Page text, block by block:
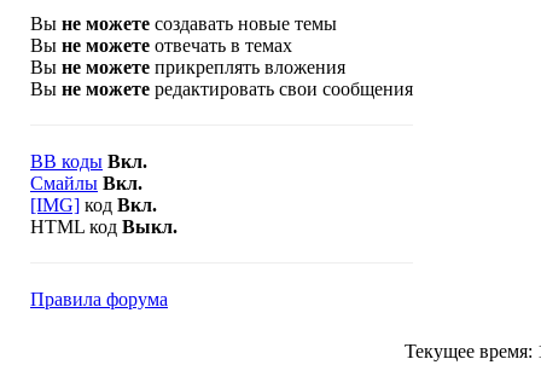
Вы не можете создавать новые темы
Вы не можете отвечать в темах
Вы не можете прикреплять вложения
Вы не можете редактировать свои сообщения
BB коды Вкл.
Смайлы Вкл.
[IMG] код Вкл.
HTML код Выкл.
Правила форума
Текущее время: